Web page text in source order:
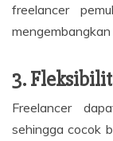
freelancer
mengembangkan
3.
Freelancer
sehingga cocok